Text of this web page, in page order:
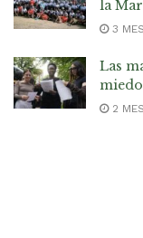
la
3
Las
miedo
2